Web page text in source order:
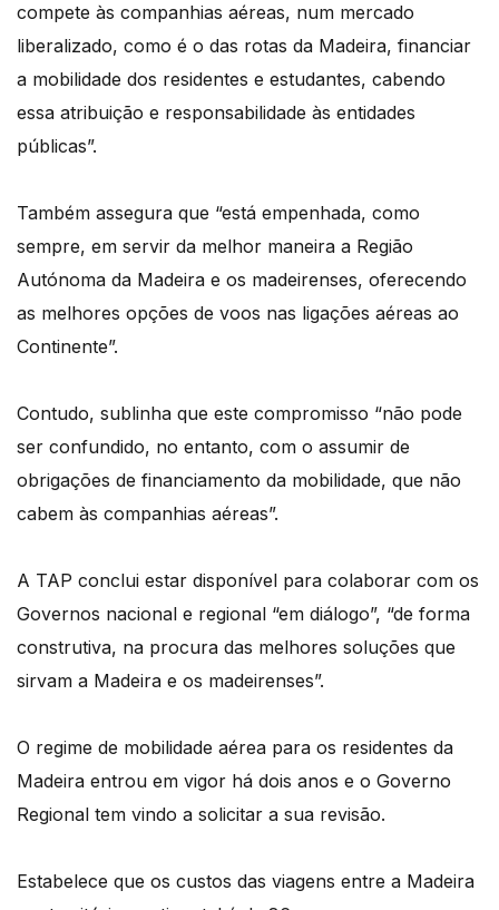
compete às companhias aéreas, num mercado
liberalizado, como é o das rotas da Madeira, financiar
a mobilidade dos residentes e estudantes, cabendo
essa atribuição e responsabilidade às entidades
públicas”.
Também assegura que “está empenhada, como
sempre, em servir da melhor maneira a Região
Autónoma da Madeira e os madeirenses, oferecendo
as melhores opções de voos nas ligações aéreas ao
Continente”.
Contudo, sublinha que este compromisso “não pode
ser confundido, no entanto, com o assumir de
obrigações de financiamento da mobilidade, que não
cabem às companhias aéreas”.
A TAP conclui estar disponível para colaborar com os
Governos nacional e regional “em diálogo”, “de forma
construtiva, na procura das melhores soluções que
sirvam a Madeira e os madeirenses”.
O regime de mobilidade aérea para os residentes da
Madeira entrou em vigor há dois anos e o Governo
Regional tem vindo a solicitar a sua revisão.
Estabelece que os custos das viagens entre a Madeira